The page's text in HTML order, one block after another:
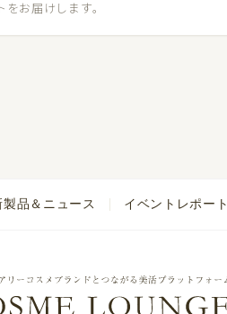
お届けします。
製品＆ニュース イベントレポート